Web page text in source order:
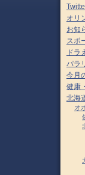
オリ
お知
スポ
ドラ
パラ
今月
健康
北海
オ